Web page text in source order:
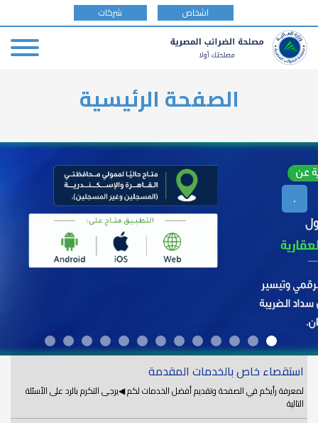
type
اشخاص شركات
الصفحة الرئيسية
.
استقصاء خاص بالخدمات المقدمة
لمعرفة رأيكم في الصفحة وتقديم أفضل الخدمات لكم ◀يرجى التكرم بالرد على الأسئلة
التالية